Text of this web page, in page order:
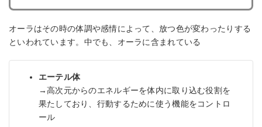
オーラはその時の体調や感情によって、放つ色が変わったりする
といわれています。中でも、オーラに含まれている
エーテル体
→高次元からのエネルギーを体内に取り込む役割を
果たしており、行動するために使う機能をコントロ
ール